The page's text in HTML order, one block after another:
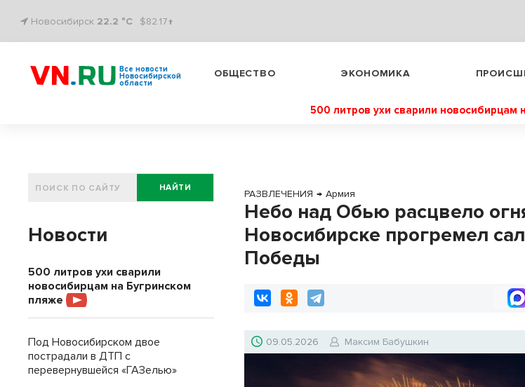
Новосибирск 22.2 °C $82.17↑
Все новости
Новосибирской
области
ОБЩЕСТВО ЭКОНОМИКА
500 литров ухи сварили новосибирцам
РАЗВЛЕЧЕНИЯ → Армия
Небо над Обью расцвело
Новосибирске прогремел
Победы
09.05.2026 Максим Бабушкин
НАЙТИ
Новости
500 литров ухи сварили
новосибирцам на Бугринском
пляже
Под Новосибирском двое
пострадали в ДТП с
перевернувшейся «ГАЗелью»